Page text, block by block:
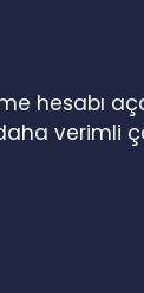
hesabı
verimli